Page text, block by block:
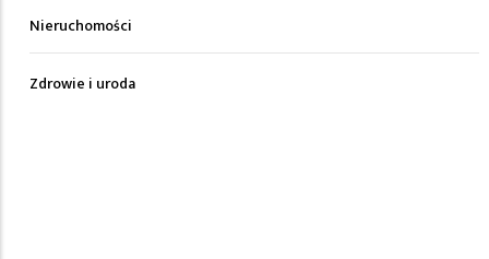
Nieruchomości
Zdrowie i uroda